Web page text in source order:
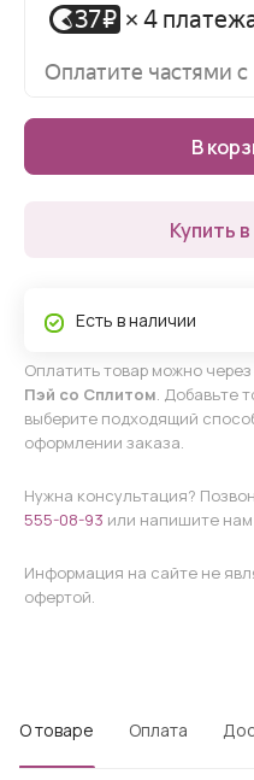
В
Купить в
Есть в наличии
Оплатить товар можно через
Пэй со Сплитом. Добавьте
выберите подходящий
оформлении заказа.
Нужна консультация?
555-08-93 или напишите
Информация на сайте не
офертой.
О товаре Оплата